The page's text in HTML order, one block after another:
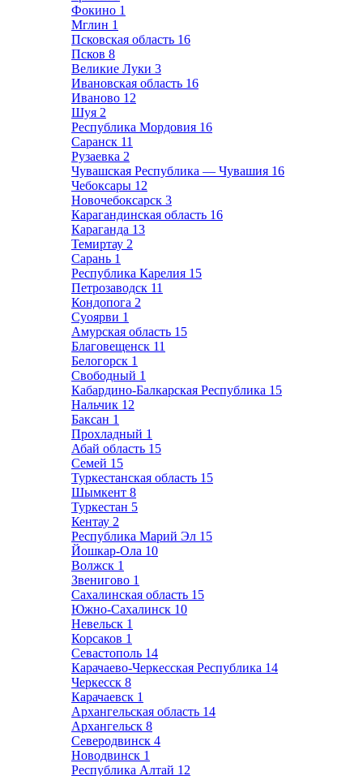
Фокино 1
Мглин 1
Псковская область 16
Псков 8
Великие Луки 3
Ивановская область 16
Иваново 12
Шуя 2
Республика Мордовия 16
Саранск 11
Рузаевка 2
Чувашская Республика — Чувашия 16
Чебоксары 12
Новочебоксарск 3
Карагандинская область 16
Караганда 13
Темиртау 2
Сарань 1
Республика Карелия 15
Петрозаводск 11
Кондопога 2
Суоярви 1
Амурская область 15
Благовещенск 11
Белогорск 1
Свободный 1
Кабардино-Балкарская Республика 15
Нальчик 12
Баксан 1
Прохладный 1
Абай область 15
Семей 15
Туркестанская область 15
Шымкент 8
Туркестан 5
Кентау 2
Республика Марий Эл 15
Йошкар-Ола 10
Волжск 1
Звенигово 1
Сахалинская область 15
Южно-Сахалинск 10
Невельск 1
Корсаков 1
Севастополь 14
Карачаево-Черкесская Республика 14
Черкесск 8
Карачаевск 1
Архангельская область 14
Архангельск 8
Северодвинск 4
Новодвинск 1
Республика Алтай 12